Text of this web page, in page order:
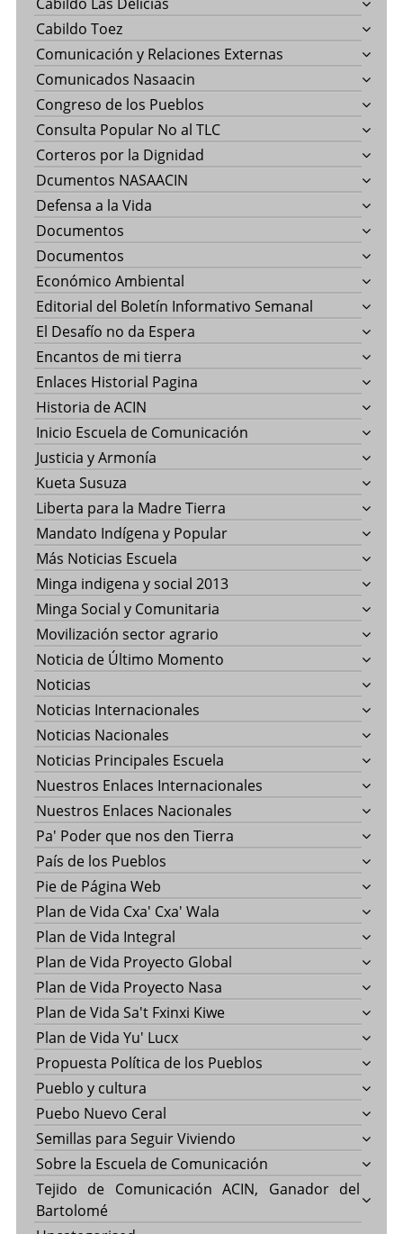
Cabildo Toez
Comunicación y Relaciones Externas
Comunicados Nasaacin
Congreso de los Pueblos
Consulta Popular No al TLC
Corteros por la Dignidad
Dcumentos NASAACIN
Defensa a la Vida
Documentos
Documentos
Económico Ambiental
Editorial del Boletín Informativo Semanal
El Desafío no da Espera
Encantos de mi tierra
Enlaces Historial Pagina
Historia de ACIN
Inicio Escuela de Comunicación
Justicia y Armonía
Kueta Susuza
Liberta para la Madre Tierra
Mandato Indígena y Popular
Más Noticias Escuela
Minga indigena y social 2013
Minga Social y Comunitaria
Movilización sector agrario
Noticia de Último Momento
Noticias
Noticias Internacionales
Noticias Nacionales
Noticias Principales Escuela
Nuestros Enlaces Internacionales
Nuestros Enlaces Nacionales
Pa' Poder que nos den Tierra
País de los Pueblos
Pie de Página Web
Plan de Vida Cxa' Cxa' Wala
Plan de Vida Integral
Plan de Vida Proyecto Global
Plan de Vida Proyecto Nasa
Plan de Vida Sa't Fxinxi Kiwe
Plan de Vida Yu' Lucx
Propuesta Política de los Pueblos
Pueblo y cultura
Puebo Nuevo Ceral
Semillas para Seguir Viviendo
Sobre la Escuela de Comunicación
Tejido de Comunicación ACIN, Ganador del
Bartolomé